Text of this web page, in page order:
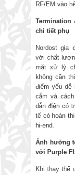
RF/EM vào
Termination
chi tiết phụ
Nordost gia
với chất
mặt xử lý
không cần
điểm yếu
cắm và
dẫn điện có
tế có hoàn
hi-end.
Ảnh hưởng
với Purple
Khi thay thế